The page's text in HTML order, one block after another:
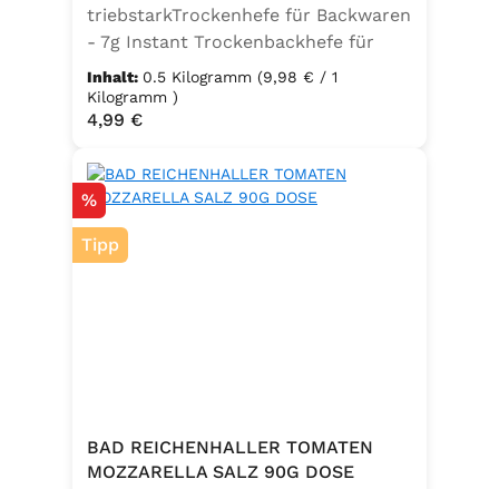
triebstarkTrockenhefe für Backwaren
- 7g Instant Trockenbackhefe für
500g Weizenmehl, entspricht 25g
FrischhefeZutaten: Trockenbackhefe,
Emulgator Sorbitanmonostearat
Inhalt: 0.5 Kilogramm (9,98 € / 1
Kilogramm )
Regulärer Preis:
4,99 €
Rabatt
%
Tipp
BAD REICHENHALLER TOMATEN
MOZZARELLA SALZ 90G DOSE